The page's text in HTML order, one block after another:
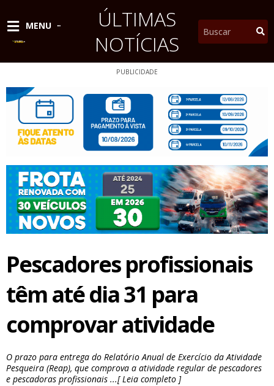
conteúdo
MENU
ÚLTIMAS
NOTÍCIAS
Pesquisar
PUBLICIDADE
Pescadores profissionais
têm até dia 31 para
comprovar atividade
O prazo para entrega do Relatório Anual de Exercício da Atividade
Pesqueira (Reap), que comprova a atividade regular de pescadores
e pescadoras profissionais ...[ Leia completo ]